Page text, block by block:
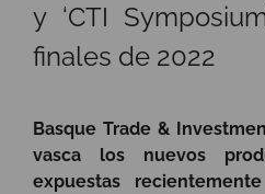
y ‘CTI
finales de 2022
Basque Trade &
vasca los nuevos
expuestas